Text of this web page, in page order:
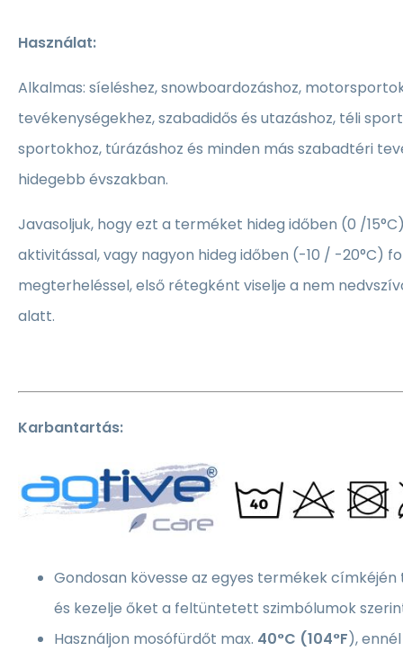
Használat:
Alkalmas: síeléshez, snowboardozáshoz,
tevékenységekhez, szabadidős és utazáshoz, téli
sportokhoz, túrázáshoz és minden más szabadtéri
hidegebb évszakban.
Javasoljuk, hogy ezt a terméket hideg időben (0 /
aktivitással, vagy nagyon hideg időben (-10 / -20°C)
megterheléssel, első rétegként viselje a nem
alatt.
Karbantartás:
Gondosan kövesse az egyes termékek
és kezelje őket a feltüntetett szimbólumok
Használjon mosófürdőt max. 40°C (104°F),